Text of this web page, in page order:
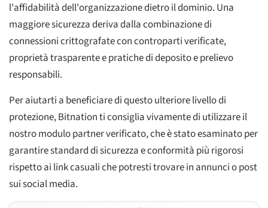
l'affidabilità dell'organizzazione dietro il dominio. Una
maggiore sicurezza deriva dalla combinazione di
connessioni crittografate con controparti verificate,
proprietà trasparente e pratiche di deposito e prelievo
responsabili.
Per aiutarti a beneficiare di questo ulteriore livello di
protezione, Bitnation ti consiglia vivamente di utilizzare il
nostro modulo partner verificato, che è stato esaminato per
garantire standard di sicurezza e conformità più rigorosi
rispetto ai link casuali che potresti trovare in annunci o post
sui social media.